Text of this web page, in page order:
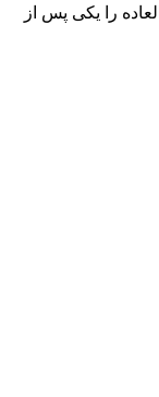
را یکی پس از